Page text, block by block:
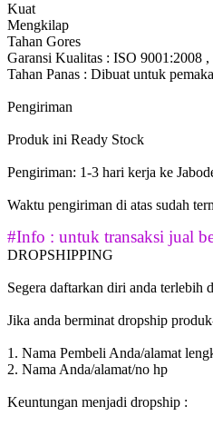
Kuat
Mengkilap
Tahan Gores
Garansi Kualitas : ISO 9001:2008
Tahan Panas : Dibuat untuk
Pengiriman
Produk ini Ready Stock
Pengiriman: 1-3 hari kerja ke
Waktu pengiriman di atas sudah
#Info : untuk transaksi jual
DROPSHIPPING
Segera daftarkan diri anda
Jika anda berminat dropship
1. Nama Pembeli Anda/alamat
2. Nama Anda/alamat/no hp
Keuntungan menjadi dropship :